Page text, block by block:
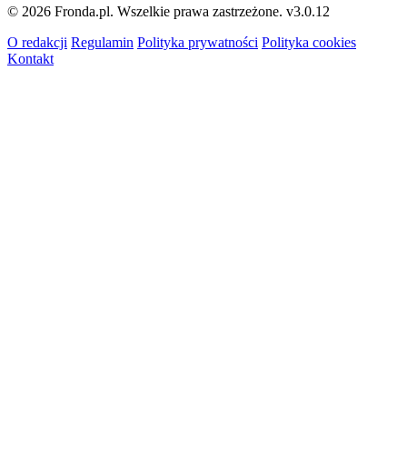
© 2026 Fronda.pl. Wszelkie prawa zastrzeżone. v3.0.12
O redakcji Regulamin Polityka prywatności Polityka cookies
Kontakt